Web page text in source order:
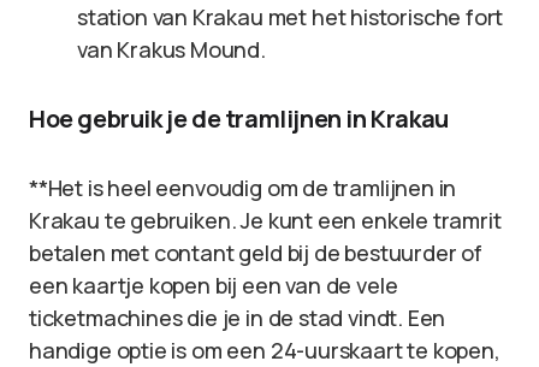
station van Krakau met het historische fort
van Krakus Mound.
Hoe gebruik je de tramlijnen in Krakau
**Het is heel eenvoudig om de tramlijnen in
Krakau te gebruiken. Je kunt een enkele tramrit
betalen met contant geld bij de bestuurder of
een kaartje kopen bij een van de vele
ticketmachines die je in de stad vindt. Een
handige optie is om een 24-uurskaart te kopen,